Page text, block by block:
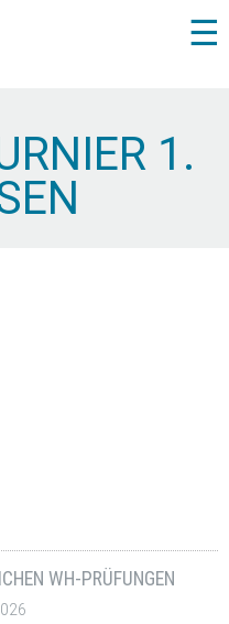
☰
1.
WH-PRÜFUNGEN